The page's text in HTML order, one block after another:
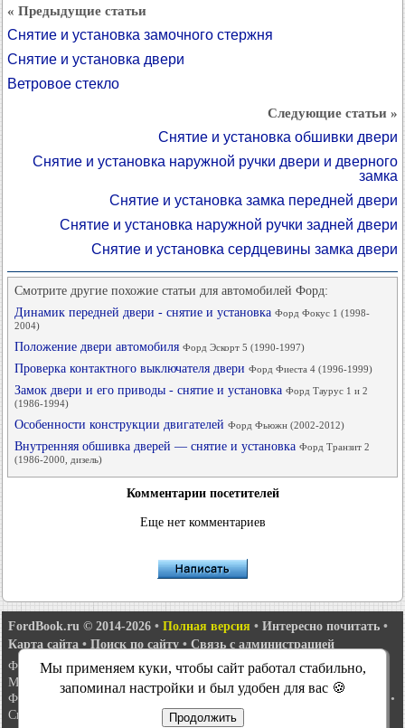
« Предыдущие статьи
Снятие и установка замочного стержня
Снятие и установка двери
Ветровое стекло
Следующие статьи »
Снятие и установка обшивки двери
Снятие и установка наружной ручки двери и дверного
замка
Снятие и установка замка передней двери
Снятие и установка наружной ручки задней двери
Снятие и установка сердцевины замка двери
Смотрите другие похожие статьи для автомобилей Форд:
Динамик передней двери - снятие и установка Форд Фокус 1 (1998-
2004)
Положение двери автомобиля Форд Эскорт 5 (1990-1997)
Проверка контактного выключателя двери Форд Фиеста 4 (1996-1999)
Замок двери и его приводы - снятие и установка Форд Таурус 1 и 2
(1986-1994)
Особенности конструкции двигателей Форд Фьюжн (2002-2012)
Внутренняя обшивка дверей — снятие и установка Форд Транзит 2
(1986-2000, дизель)
Комментарии посетителей
Еще нет комментариев
FordBook.ru © 2014-2026 • Полная версия • Интересно почитать •
Карта сайта • Поиск по сайту • Связь с администрацией
Фокус 1• Фокус Турнир 1•Фокус 2•Мондео 1•Мондео 1 и 2•
Мондео 2•Мондео 3•Мондео 4•Эскорт 3•Эскорт 4 •Эскорт 5
Фиеста 2
Таурус 1 и 2 Фьюжн • Скорпио 1
•
Сиерра
Мы применяем куки, чтобы сайт работал стабильно,
запоминал настройки и был удобен для вас 🍪
Продолжить